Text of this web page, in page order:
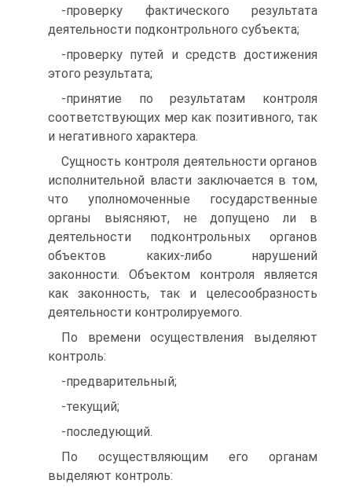
-проверку фактического результата
деятельности подконтрольного субъекта;
-проверку путей и средств достижения
этого результата;
-принятие по результатам контроля
соответствующих мер как позитивного, так
и негативного характера.
Сущность контроля деятельности органов
исполнительной власти заключается в том,
что уполномоченные государственные
органы выясняют, не допущено ли в
деятельности подконтрольных органов
объектов каких-либо нарушений
законности. Объектом контро­ля является
как законность, так и целесообразность
деятельности контролируемого.
По времени осуществления выделяют
контроль:
-предварительный;
-текущий;
-последующий.
По осуществляющим его органам
выделяют контроль: